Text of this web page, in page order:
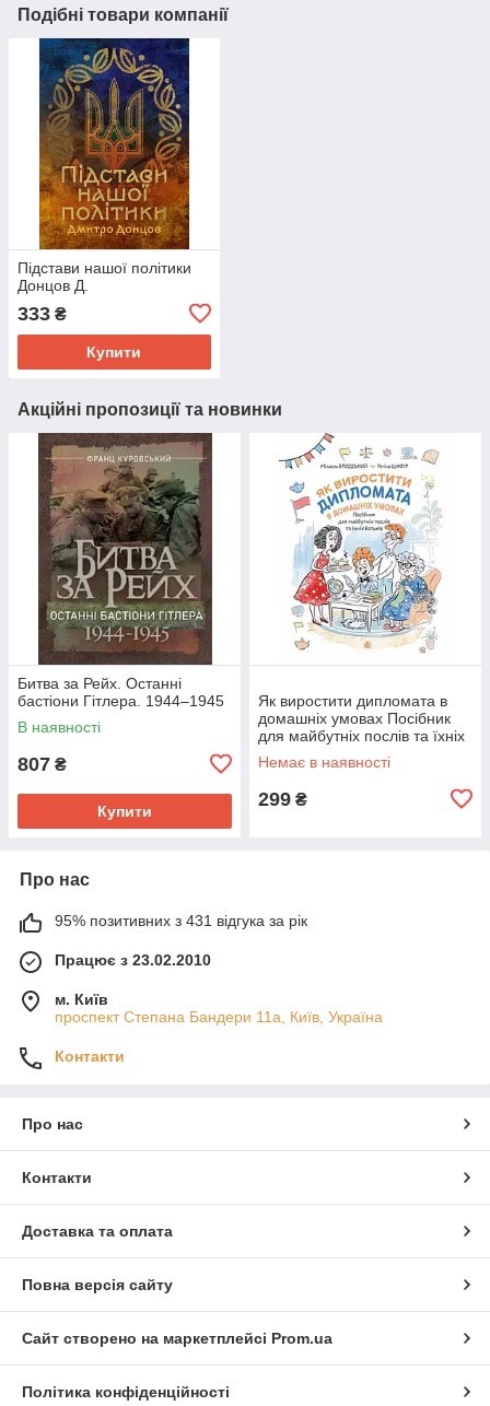
Подібні товари компанії
Підстави нашої політики
Донцов Д.
333 ₴
Купити
Акційні пропозиції та новинки
Битва за Рейх. Останні
бастіони Гітлера. 1944–1945
В наявності
807 ₴
Купити
Як виростити дипломата в
домашніх умовах Посібник
для майбутніх послів та їхніх
батьків
Немає в наявності
299 ₴
Про нас
95% позитивних з 431 відгука за рік
Працює з 23.02.2010
м. Київ
проспект Степана Бандери 11а, Київ, Україна
Контакти
Про нас
Контакти
Доставка та оплата
Повна версія сайту
Сайт створено на маркетплейсі Prom.ua
Політика конфіденційності